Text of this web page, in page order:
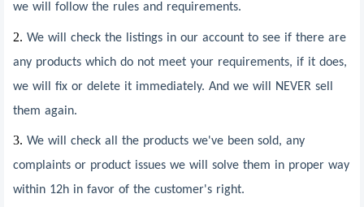
we will follow the rules and requirements.
2. We will check the listings in our account to see if there are
any products which do not meet your requirements, if it does,
we will fix or delete it immediately. And we will NEVER sell
them again.
3. We will check all the products we've been sold, any
complaints or product issues we will solve them in proper way
within 12h in favor of the customer's right.